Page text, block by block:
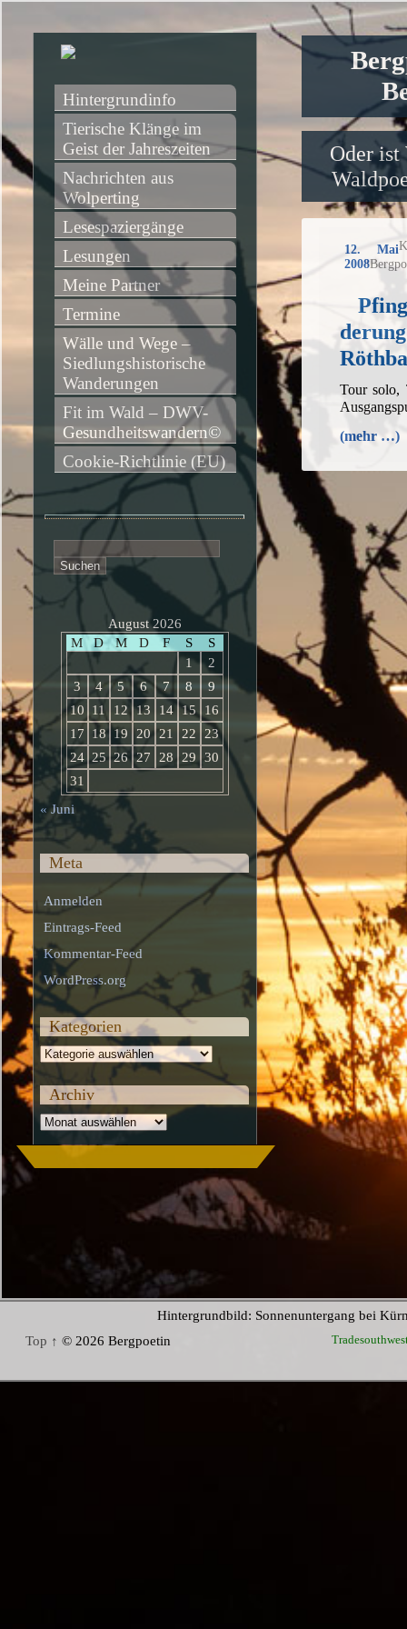
Oder ist
12. Mai
2008
Tour
(mehr …)
Hintergrundinfo
Tierische Klänge im
Geist der Jahreszeiten
Nachrichten aus
Wolperting
Lesespaziergänge
Lesungen
Meine Partner
Termine
Wälle und Wege –
Siedlungshistorische
Wanderungen
Fit im Wald – DWV-
Gesundheitswandern©
Cookie-Richtlinie (EU)
nach:
August 2026
M
D M D F S
S
1
2
3
4 5 6 7 8
9
10
11 12 13 14 15
16
17
18 19 20 21 22
23
24 25 26 27 28 29
30
31
« Juni
Meta
Anmelden
Eintrags-Feed
Kommentar-Feed
WordPress.org
Kategorien
Kategorien
Archiv
Archiv
Hintergrundbild: Sonnenuntergang bei
Top ↑ © 2026 Bergpoetin